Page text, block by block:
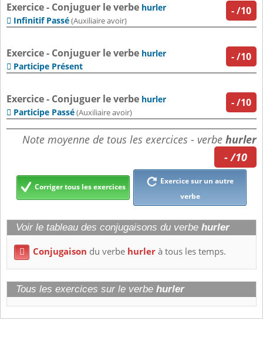
-/10
Exercice - Conjuguer le verbe hurler
 Infinitif Passé(Auxiliaire avoir)
-/10
Exercice - Conjuguer le verbe hurler
 Participe Présent
-/10
Exercice - Conjuguer le verbe hurler
 Participe Passé(Auxiliaire avoir)
Note moyenne de tous les exercices - verbe hurler
- /10
Corriger tous les exercices
Exercice sur un autre
verbe
Voir le tableau des conjugaisons du verbe hurler
 Conjugaison du verbe hurlerà tous les temps.
Tous les exercices sur le verbe hurler